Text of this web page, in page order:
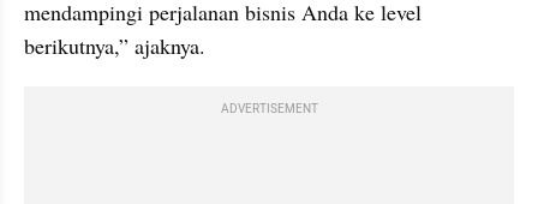
mendampingi perjalanan bisnis Anda ke level
berikutnya,” ajaknya.
ADVERTISEMENT